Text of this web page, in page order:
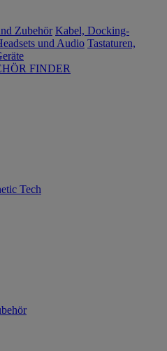
Zubehör Kabel, Docking-
und Audio Tastaturen,
FINDER
Tech